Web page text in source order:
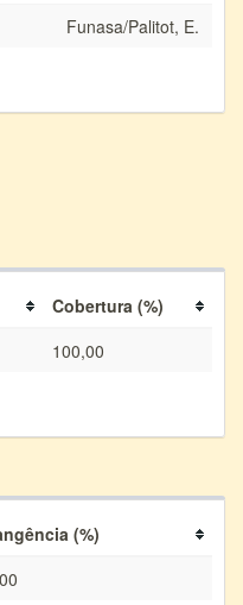
Funasa/Palitot, E.
Cobertura (%)
100,00
(%)